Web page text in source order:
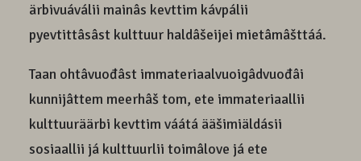
ärbivuáválii mainâs kevttim kávpálii
pyevtittâsâst kulttuur haldâšeijei mietâmâšttáá.
Taan ohtâvuođâst immateriaalvuoigâdvuođâi
kunnijâttem meerhâš tom, ete immateriaallii
kulttuuräärbi kevttim váátá ääšimiäldásii
sosiaallii já kulttuurlii toimâlove já ete